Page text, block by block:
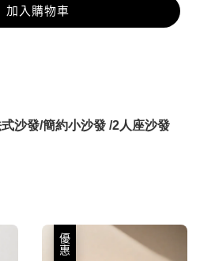
加入購物車
沙發/簡約小沙發 /2人座沙發
優惠